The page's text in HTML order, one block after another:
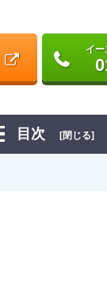
イ
目次 [閉じる]